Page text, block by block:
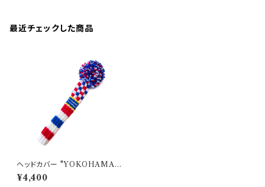
最近チェックした商品
ヘッドカバー "YOKOHAMA"
TRICOLORE / フェアウェイウ
ッド用
¥4,400